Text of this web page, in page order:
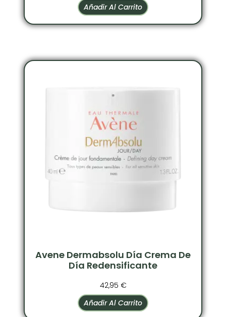
Añadir Al Carrito
Avene Dermabsolu Día Crema De
Día Redensificante
42,95 €
Añadir Al Carrito